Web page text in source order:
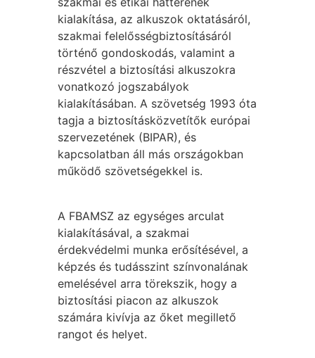
kialakítása, az alkuszok oktatásáról,
szakmai felelősségbiztosításáról
történő gondoskodás, valamint a
részvétel a biztosítási alkuszokra
vonatkozó jogszabályok
kialakításában. A szövetség 1993 óta
tagja a biztosításközvetítők európai
szervezetének (BIPAR), és
kapcsolatban áll más országokban
működő szövetségekkel is.
A FBAMSZ az egységes arculat
kialakításával, a szakmai
érdekvédelmi munka erősítésével, a
képzés és tudásszint színvonalának
emelésével arra törekszik, hogy a
biztosítási piacon az alkuszok
számára kivívja az őket megillető
rangot és helyet.